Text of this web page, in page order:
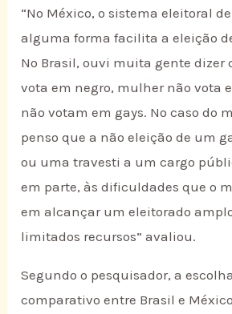
“No México, o sistema eleitoral
alguma forma facilita a eleição de
No Brasil, ouvi muita gente dizer
vota em negro, mulher não vota
não votam em gays. No caso do
penso que a não eleição de um
ou uma travesti a um cargo
em parte, às dificuldades que o
em alcançar um eleitorado
limitados recursos” avaliou.
Segundo o pesquisador, a
comparativo entre Brasil e